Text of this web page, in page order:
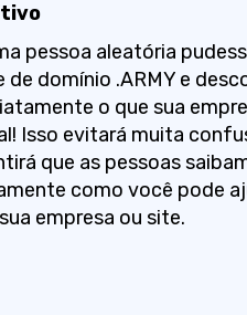
pessoa aleatória
de domínio .ARMY e
o que sua
Isso evitará muita
que as pessoas
como você pode
empresa ou site.